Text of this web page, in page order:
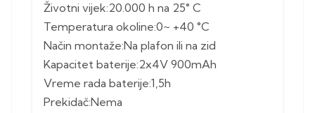
Životni vijek:20.000 h na 25° C
Temperatura okoline:0~ +40 °C
Način montaže:Na plafon ili na zid
Kapacitet baterije:2x4V 900mAh
Vreme rada baterije:1,5h
Prekidač:Nema